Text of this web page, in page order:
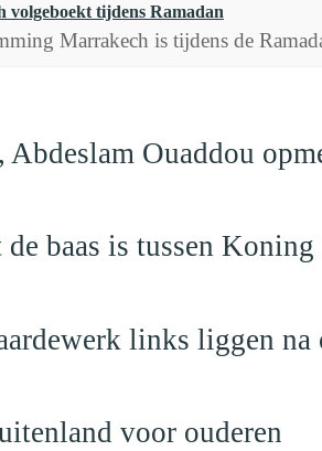
volgeboekt tijdens Ramadan
Marrakech is tijdens de
Ouaddou
baas is tussen
links liggen na
voor ouderen